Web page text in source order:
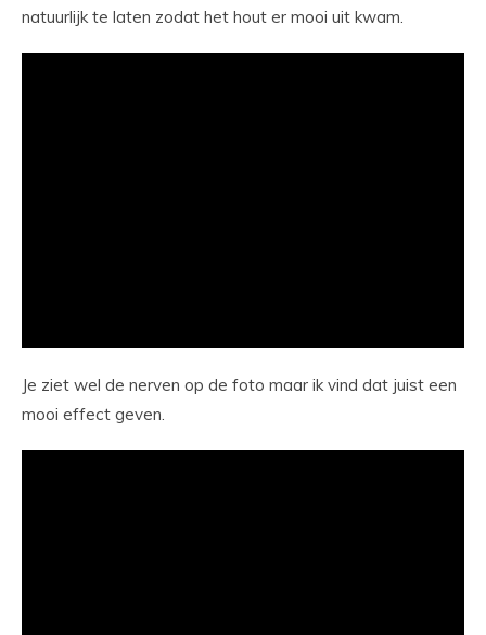
natuurlijk te laten zodat het hout er mooi uit kwam.
Je ziet wel de nerven op de foto maar ik vind dat juist een
mooi effect geven.